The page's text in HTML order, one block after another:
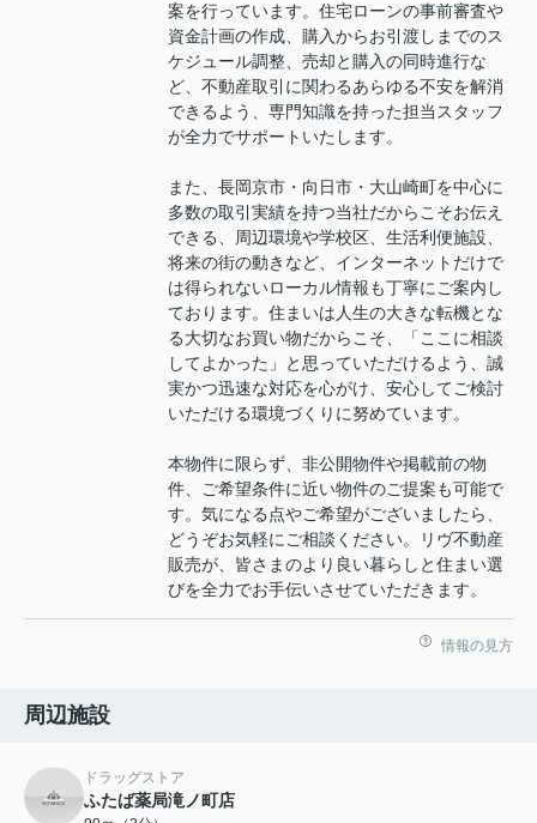
案を行っています。住宅ローンの事前審査や
資金計画の作成、購入からお引渡しまでのス
ケジュール調整、売却と購入の同時進行な
ど、不動産取引に関わるあらゆる不安を解消
できるよう、専門知識を持った担当スタッフ
が全力でサポートいたします。
また、長岡京市・向日市・大山崎町を中心に
多数の取引実績を持つ当社だからこそお伝え
できる、周辺環境や学校区、生活利便施設、
将来の街の動きなど、インターネットだけで
は得られないローカル情報も丁寧にご案内し
ております。住まいは人生の大きな転機とな
る大切なお買い物だからこそ、「ここに相談
してよかった」と思っていただけるよう、誠
実かつ迅速な対応を心がけ、安心してご検討
いただける環境づくりに努めています。
本物件に限らず、非公開物件や掲載前の物
件、ご希望条件に近い物件のご提案も可能で
す。気になる点やご希望がございましたら、
どうぞお気軽にご相談ください。リヴ不動産
販売が、皆さまのより良い暮らしと住まい選
びを全力でお手伝いさせていただきます。
情報の見方
周辺施設
ドラッグストア
ふたば薬局滝ノ町店